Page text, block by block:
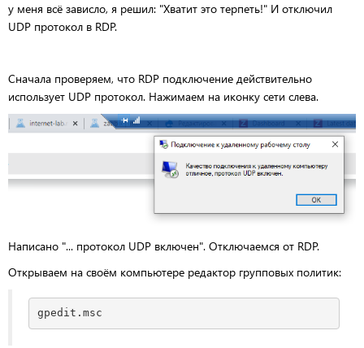
у меня всё зависло, я решил: "Хватит это терпеть!" И отключил
UDP протокол в RDP.
Сначала проверяем, что RDP подключение действительно
использует UDP протокол. Нажимаем на иконку сети слева.
Написано "... протокол UDP включен". Отключаемся от RDP.
Открываем на своём компьютере редактор групповых политик:
gpedit.msc